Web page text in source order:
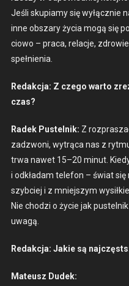
Jeśli sku­pi­amy się wyłącznie
inne obszary życia mogą się
ciowo – pra­ca, relac­je,
spełnienia.
Redakc­ja: Z czego warto
czas?
Radek Pustel­nik: Z
zadz­woni, wytrą­ca nas z
trwa nawet 15–20 min­ut.
i odkładam tele­fon – świat
szy­b­ciej i z mniejszym
Nie chodzi o życie jak
uwagą.
Redakc­ja: Jakie są
Mateusz Dudek: